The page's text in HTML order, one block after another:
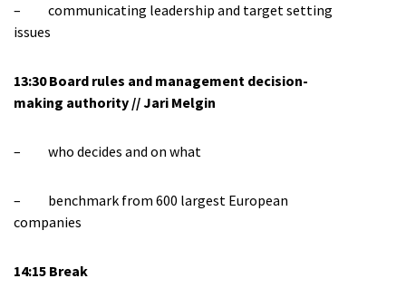
– communicating leadership and target setting
issues
13:30 Board rules and management decision-
making authority // Jari Melgin
– who decides and on what
– benchmark from 600 largest European
companies
14:15 Break